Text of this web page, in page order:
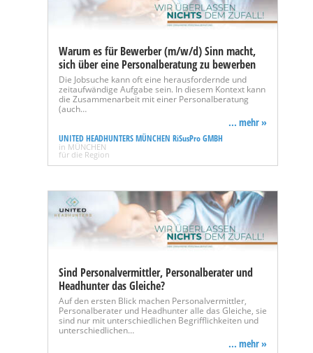
Warum es für Bewerber (m/w/d) Sinn macht,
sich über eine Personalberatung zu bewerben
Die Jobsuche kann oft eine herausfordernde und
zeitaufwändige Aufgabe sein. In diesem Kontext kann
die Zusammenarbeit mit einer Personalberatung
(auch…
... mehr »
UNITED HEADHUNTERS MÜNCHEN RiSusPro GMBH
in MÜNCHEN
für die Region
Sind Personalvermittler, Personalberater und
Headhunter das Gleiche?
Auf den ersten Blick machen Personalvermittler,
Personalberater und Headhunter alle das Gleiche, sie
sind nur mit unterschiedlichen Begrifflichkeiten und
unterschiedlichen…
... mehr »